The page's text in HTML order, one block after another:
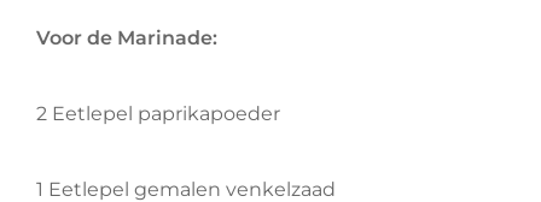
Voor de Marinade:
2 Eetlepel paprikapoeder
1 Eetlepel gemalen venkelzaad